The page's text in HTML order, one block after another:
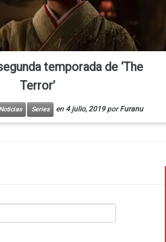
temporada de ‘The
Terror’
Noticias Series en 4 julio, 2019 porFuranu